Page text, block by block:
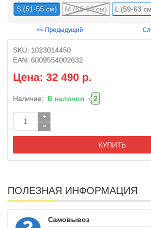
S (51-55 см)
M (55-59 см) L (59-63
<< Предыдущий
SKU: 1023014450
EAN: 6009554002632
Цена: 32 490 р.
Наличие: В наличии 2
КУПИТЬ
ПОЛЕЗНАЯ ИНФОРМАЦИЯ
Самовывоз